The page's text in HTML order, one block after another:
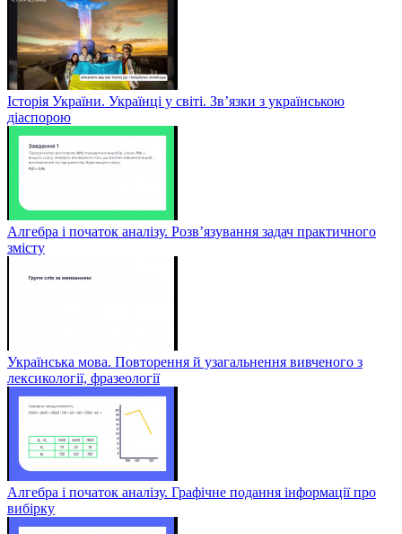
Історія України. Українці у світі. Зв’язки з українською
діаспорою
Алгебра і початок аналізу. Розв’язування задач практичного
змісту
Українська мова. Повторення й узагальнення вивченого з
лексикології, фразеології
Алгебра і початок аналізу. Графічне подання інформації про
вибірку